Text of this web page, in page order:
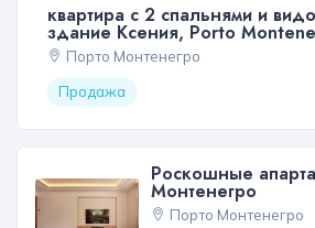
квартира с 2 спальнями и
здание Ксения, Porto
Порто Монтенегро
Продажа
Роскошные
Монтенегро
Порто Монтенегро